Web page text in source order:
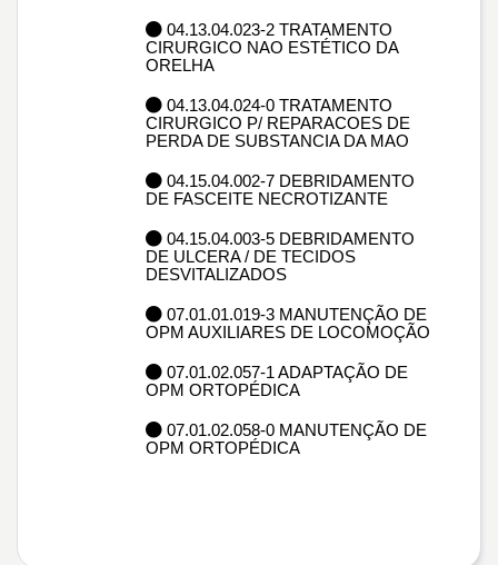
04.13.04.023-2 TRATAMENTO
CIRURGICO NAO ESTÉTICO DA
ORELHA
04.13.04.024-0 TRATAMENTO
CIRURGICO P/ REPARACOES DE
PERDA DE SUBSTANCIA DA MAO
04.15.04.002-7 DEBRIDAMENTO
DE FASCEITE NECROTIZANTE
04.15.04.003-5 DEBRIDAMENTO
DE ULCERA / DE TECIDOS
DESVITALIZADOS
07.01.01.019-3 MANUTENÇÃO DE
OPM AUXILIARES DE LOCOMOÇÃO
07.01.02.057-1 ADAPTAÇÃO DE
OPM ORTOPÉDICA
07.01.02.058-0 MANUTENÇÃO DE
OPM ORTOPÉDICA